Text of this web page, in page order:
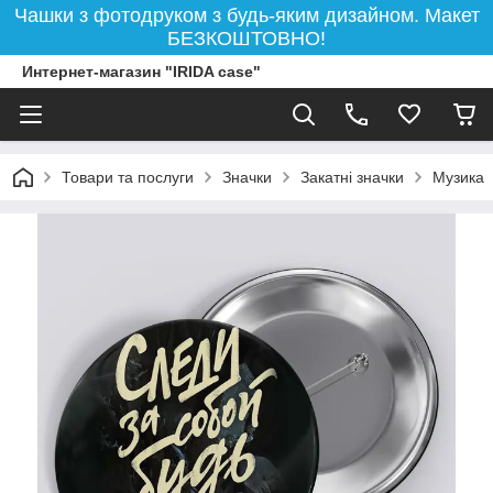
Чашки з фотодруком з будь-яким дизайном. Макет
БЕЗКОШТОВНО!
Интернет-магазин "IRIDA case"
Товари та послуги Значки Закатні значки Музика